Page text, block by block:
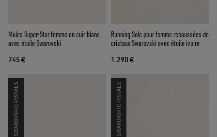
Mules Super-Star femme en cuir blanc
avec étoile Swarovski
745 €
Running Sole pour femme rehaussées de
cristaux Swarovski avec étoile ivoire
1.290 €
SWAROVSKI CRYSTALS SWAROVSKI CRYSTALS